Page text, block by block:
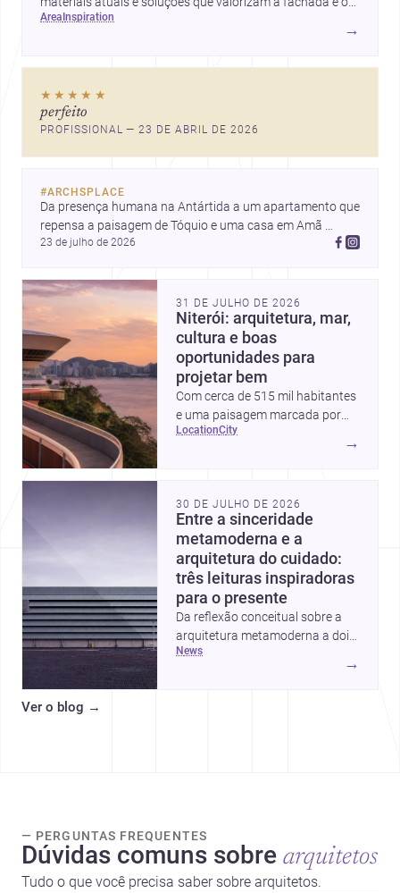
conforto da casa.
area inspiration
→
★★★★★
perfeito
PROFISSIONAL — 23 DE ABRIL DE 2026
#ARCHSPLACE
Da presença humana na Antártida a um apartamento que
repensa a paisagem de Tóquio e uma casa em Amã
integrada ao terreno. Descubra mais inspirações, projetos
23 de julho de 2026
31 DE JULHO DE 2026
Niterói: arquitetura, mar,
cultura e boas
oportunidades para
projetar bem
Com cerca de 515 mil habitantes
e uma paisagem marcada por
ícones como o Museu de Arte
Baía de Guanabara e um
mercado interessante para quem
quer construir, reformar ou
decorar.
location city
→
30 DE JULHO DE 2026
Entre a sinceridade
metamoderna e a
arquitetura do cuidado:
três leituras inspiradoras
para o presente
Da reflexão conceitual sobre a
arquitetura metamoderna a dois
projetos que colocam escala
humana, bem-estar e experiência
news
→
Ver o blog →
— PERGUNTAS FREQUENTES
Dúvidas comuns sobre arquitetos
Tudo o que você precisa saber sobre arquitetos.